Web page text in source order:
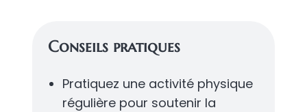
Conseils pratiques
Pratiquez une activité physique
régulière pour soutenir la